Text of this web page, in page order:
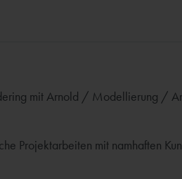
mit Arnold / Modellierung /
Projektarbeiten mit namhaften